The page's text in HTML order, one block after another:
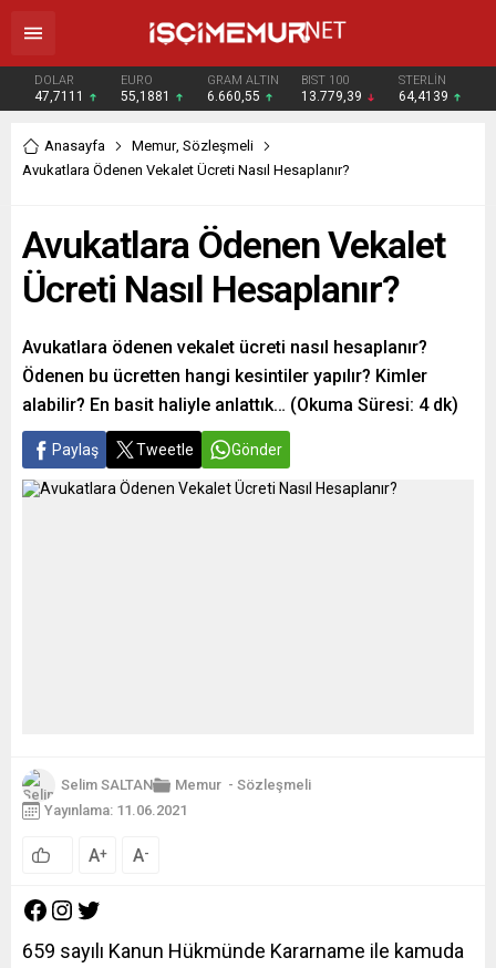
DOLAR
47,7111
EURO
55,1881
GRAM ALTIN
6.660,55
BIST 100
13.779,39
STERLİN
64,4139
Anasayfa Memur, Sözleşmeli
Avukatlara Ödenen Vekalet Ücreti Nasıl Hesaplanır?
Avukatlara Ödenen Vekalet
Ücreti Nasıl Hesaplanır?
Avukatlara ödenen vekalet ücreti nasıl hesaplanır?
Ödenen bu ücretten hangi kesintiler yapılır? Kimler
alabilir? En basit haliyle anlattık… (Okuma Süresi: 4 dk)
Paylaş Tweetle Gönder
Selim SALTAN Memur - Sözleşmeli
Yayınlama: 11.06.2021
A+ A-
659 sayılı Kanun Hükmünde Kararname ile kamuda